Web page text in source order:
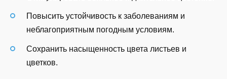
Повысить устойчивость к заболеваниям и
неблагоприятным погодным условиям.
Сохранить насыщенность цвета листьев и
цветков.